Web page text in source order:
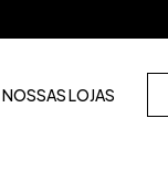
NOSSAS LOJAS